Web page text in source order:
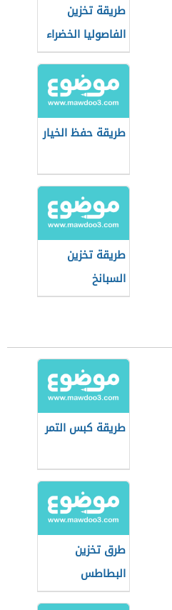
طريقة تخزين
الفاصوليا الخضراء
طريقة حفظ الخيار
طريقة تخزين
السبانخ
طريقة كبس التمر
طرق تخزين
البطاطس